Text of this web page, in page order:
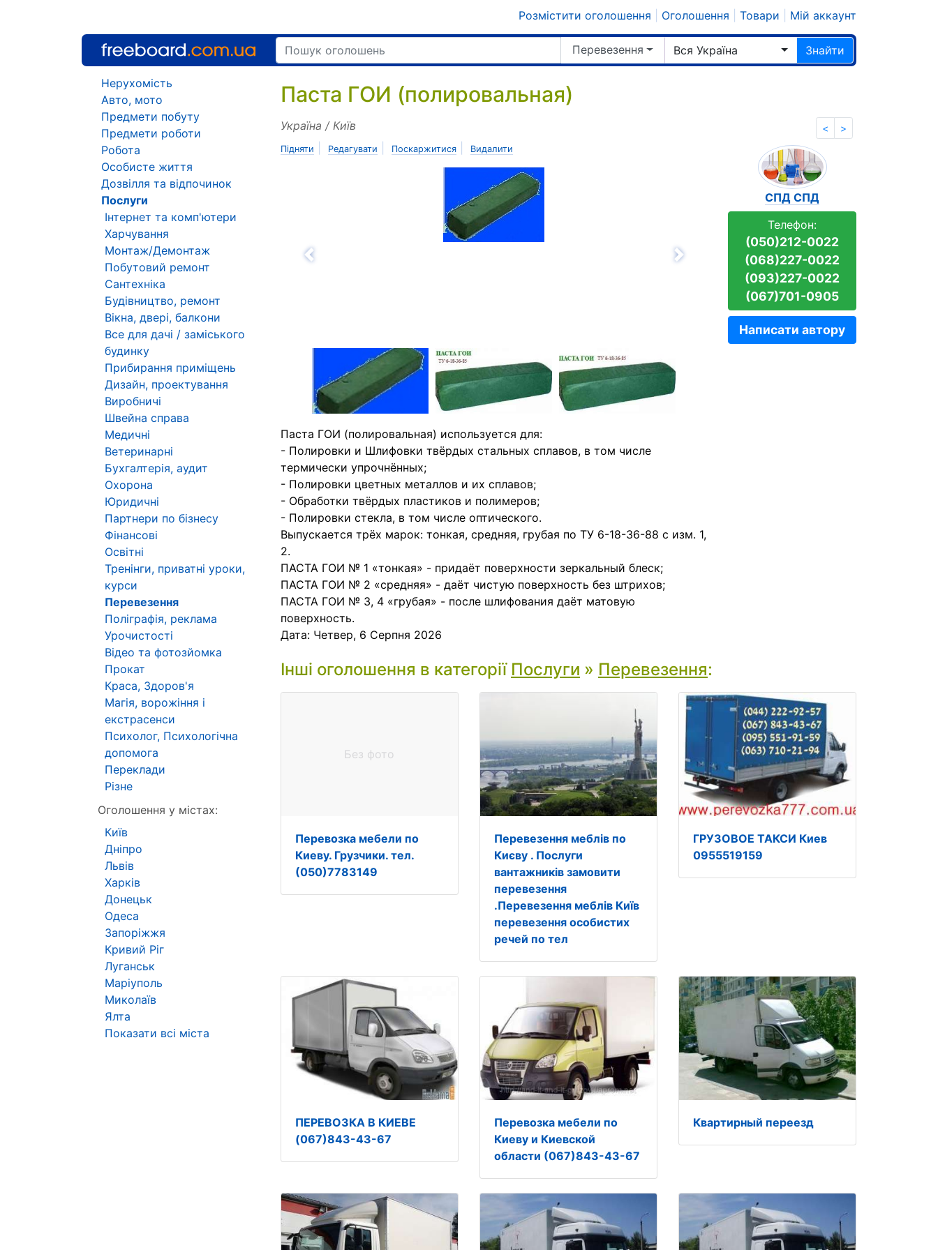
Розмістити оголошення Оголошення Товари Мій аккаунт
Перевезення Вся Україна Знайти
Паста ГОИ (полировальная)
< >
Україна / Київ
Підняти Редагувати Поскаржитися Видалити
Назад
Паста ГОИ (полировальная) используется для:
- Полировки и Шлифовки твёрдых стальных сплавов, в том числе
термически упрочнённых;
- Полировки цветных металлов и их сплавов;
- Обработки твёрдых пластиков и полимеров;
- Полировки стекла, в том числе оптического.
Выпускается трёх марок: тонкая, средняя, грубая по ТУ 6-18-36-88 с изм. 1,
2.
ПАСТА ГОИ № 1 «тонкая» - придаёт поверхности зеркальный блеск;
ПАСТА ГОИ № 2 «средняя» - даёт чистую поверхность без штрихов;
ПАСТА ГОИ № 3, 4 «грубая» - после шлифования даёт матовую
поверхность.
Дата: Четвер, 6 Серпня 2026
СПД СПД
Телефон:
(050)212-0022
(068)227-0022
(093)227-0022
(067)701-0905
Написати автору
Інші оголошення в категорії Послуги » Перевезення:
Без фото
Перевозка мебели по
Киеву. Грузчики. тел.
(050)7783149
Перевезення меблів по
Києву . Послуги
вантажників замовити
перевезення
.Перевезення меблів Київ
перевезення особистих
речей по тел
ГРУЗОВОЕ ТАКСИ Киев
0955519159
ПЕРЕВОЗКА В КИЕВЕ
(067)843-43-67
Перевозка мебели по
Киеву и Киевской
области (067)843-43-67
Квартирный переезд
Нерухомість
Авто, мото
Предмети побуту
Предмети роботи
Робота
Особисте життя
Дозвілля та відпочинок
Послуги
Інтернет та комп'ютери
Харчування
Монтаж/Демонтаж
Побутовий ремонт
Сантехніка
Будівництво, ремонт
Вікна, двері, балкони
Все для дачі / заміського
будинку
Прибирання приміщень
Дизайн, проектування
Виробничі
Швейна справа
Медичні
Ветеринарні
Бухгалтерія, аудит
Охорона
Юридичні
Партнери по бізнесу
Фінансові
Освітні
Тренінги, приватні уроки,
курси
Перевезення
Поліграфія, реклама
Урочистості
Відео та фотозйомка
Прокат
Краса, Здоров'я
Магія, ворожіння і
екстрасенси
Психолог, Психологічна
допомога
Переклади
Різне
Оголошення у містах:
Київ
Дніпро
Львів
Харків
Донецьк
Одеса
Запоріжжя
Кривий Ріг
Луганськ
Маріуполь
Миколаїв
Ялта
Показати всі міста